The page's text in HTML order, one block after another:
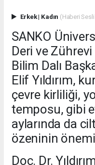
Erkek| Kadın (Haberi
SANKO
Deri ve
Bilim Dalı
Elif Yıldırım,
çevre kirliliği,
temposu, gibi
aylarında da
özeninin
Doç. Dr.